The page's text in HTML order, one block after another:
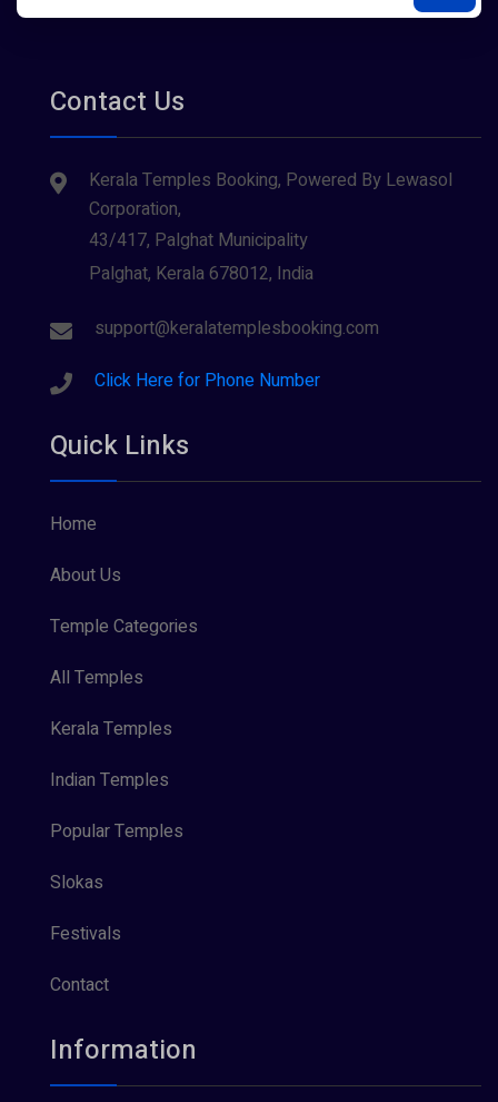
Contact Us
Kerala Temples Booking, Powered By Lewasol
Corporation,
43/417, Palghat Municipality
Palghat, Kerala 678012, India
support@keralatemplesbooking.com
Click Here for Phone Number
Quick Links
Home
About Us
Temple Categories
All Temples
Kerala Temples
Indian Temples
Popular Temples
Slokas
Festivals
Contact
Information